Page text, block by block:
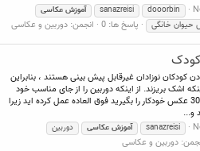
dooorbin
sanazreisi آموزش عکاسی
حیوان خانگی پاسخ ها: 0 انجمن: دوربین و عکاسی
کودکان نوزادان غیرقابل پیش بینی هستند ، بنابراین
اشک بریزند. از اینکه دوربین را از جای مناسب خود
تکان دهید نترسید زیرا اگر بتوانید 30 عکس خودکار را بگیرید فوق العاده عمل کرده اید زیرا
و...
sanazreisi آموزش عکاسی
دوربین
دوربین و عکاسی